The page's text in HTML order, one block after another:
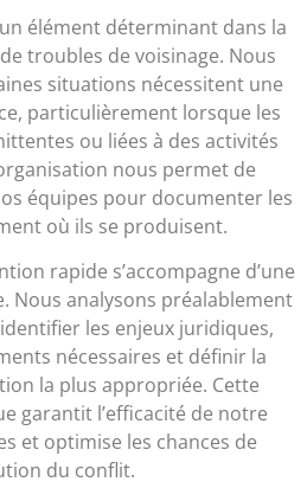
élément déterminant dans la
troubles de voisinage. Nous
situations nécessitent une
particulièrement lorsque les
ou liées à des activités
nous permet de
équipes pour documenter les
où ils se produisent.
rapide s’accompagne d’une
Nous analysons préalablement
les enjeux juridiques,
nécessaires et définir la
la plus appropriée. Cette
garantit l’efficacité de notre
et optimise les chances de
du conflit.